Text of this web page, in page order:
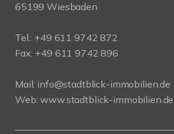
65199 Wiesbaden
Tel.: +49 611 9742 872
Fax: +49 611 9742 896
Mail: info@stadtblick-immobilien.de
Web:www.stadtblick-immobilien.de